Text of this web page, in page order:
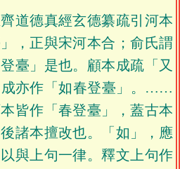
道德真經玄德纂疏引河本
，正與宋河本合；俞氏謂
臺」是也。顧本成疏「又
成亦作「如春登臺」。……
皆作「春登臺」，蓋古本
諸本擅改也。「如」，應
與上句一律。釋文上句作